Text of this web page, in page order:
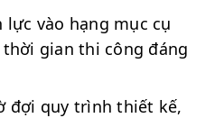
lực vào hạng mục cụ
gian thi công đáng
đợi quy trình thiết kế,